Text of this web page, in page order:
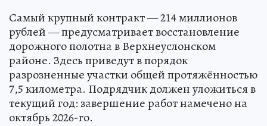
Самый крупный контракт — 214 миллионов
рублей — предусматривает восстановление
дорожного полотна в Верхнеуслонском
районе. Здесь приведут в порядок
разрозненные участки общей протяжённостью
7,5 километра. Подрядчик должен уложиться в
текущий год: завершение работ намечено на
октябрь 2026-го.